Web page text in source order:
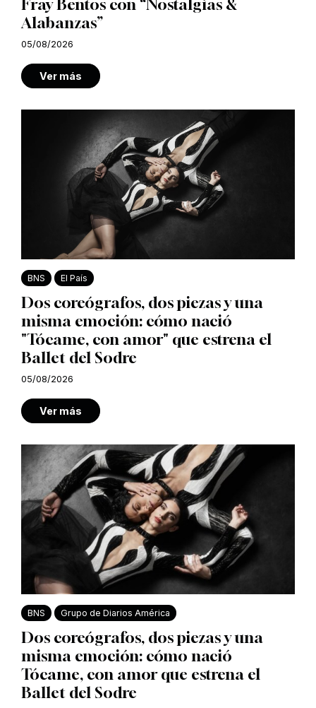
Fray Bentos con “Nostalgias &
Alabanzas”
05/08/2026
Ver más
BNS El País
Dos coreógrafos, dos piezas y una
misma emoción: cómo nació
"Tócame, con amor" que estrena el
Ballet del Sodre
05/08/2026
Ver más
BNS Grupo de Diarios América
Dos coreógrafos, dos piezas y una
misma emoción: cómo nació
Tócame, con amor que estrena el
Ballet del Sodre